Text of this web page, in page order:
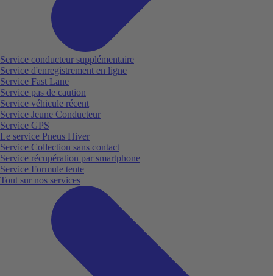
Service conducteur supplémentaire
Service d'enregistrement en ligne
Service Fast Lane
Service pas de caution
Service véhicule récent
Service Jeune Conducteur
Service GPS
Le service Pneus Hiver
Service Collection sans contact
Service récupération par smartphone
Service Formule tente
Tout sur nos services